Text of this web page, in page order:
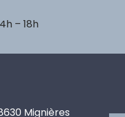
– 18h
Mignières